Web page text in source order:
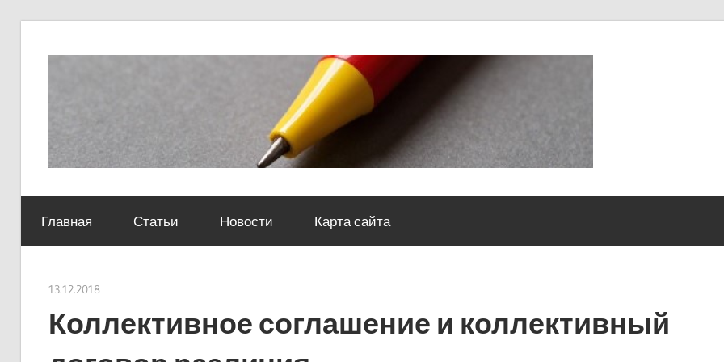
юридический
центр
Главная Статьи Новости Карта сайта
13.12.2018Евгений Георгиевич
Коллективное соглашение и коллективный